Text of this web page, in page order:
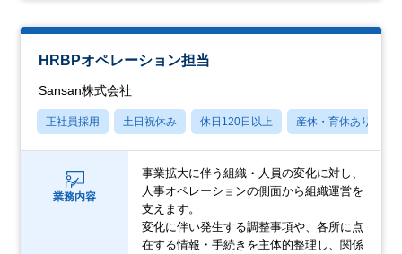
HRBPオペレーション担当
Sansan株式会社
正社員採用 土日祝休み 休日120日以上 産休・育休あり
業務内容
事業拡大に伴う組織・人員の変化に対し、
人事オペレーションの側面から組織運営を
支えます。
変化に伴い発生する調整事項や、各所に点
在する情報・手続きを主体的整理し、関係